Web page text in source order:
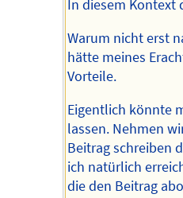
In diesem Kontext
Warum nicht erst
hätte meines
Vorteile.
Eigentlich könnte
lassen. Nehmen
Beitrag schreiben
ich natürlich
die den Beitrag